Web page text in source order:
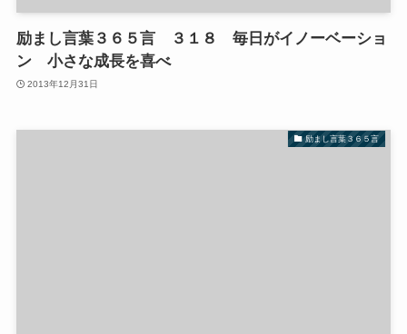
励まし言葉３６５言 ３１８ 毎日がイノーベーショ
ン 小さな成長を喜べ
2013年12月31日
励まし言葉３６５言